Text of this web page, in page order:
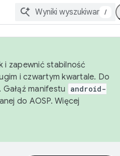
/
i zapewnić stabilność
i czwartym kwartale. Do
. Gałąź manifestu
android-
do AOSP. Więcej